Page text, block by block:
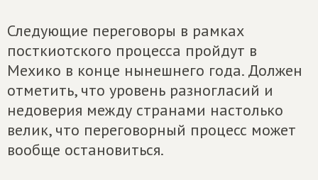
Следующие переговоры в рамках
посткиотского процесса пройдут в
Мехико в конце нынешнего года. Должен
отметить, что уровень разногласий и
недоверия между странами настолько
велик, что переговорный процесс может
вообще остановиться.